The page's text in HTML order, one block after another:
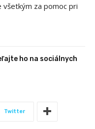
všetkým za pomoc pri
ho na sociálnych
Twitter